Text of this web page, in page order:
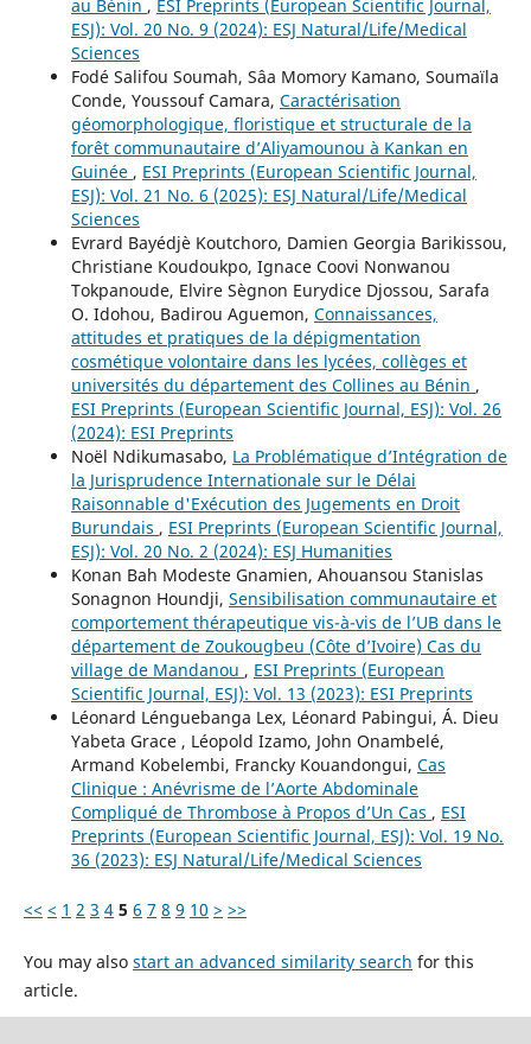
au Bénin , ESI Preprints (European Scientific Journal,
ESJ): Vol. 20 No. 9 (2024): ESJ Natural/Life/Medical
Sciences
Fodé Salifou Soumah, Sâa Momory Kamano, Soumaïla
Conde, Youssouf Camara, Caractérisation
géomorphologique, floristique et structurale de la
forêt communautaire d’Aliyamounou à Kankan en
Guinée , ESI Preprints (European Scientific Journal,
ESJ): Vol. 21 No. 6 (2025): ESJ Natural/Life/Medical
Sciences
Evrard Bayédjè Koutchoro, Damien Georgia Barikissou,
Christiane Koudoukpo, Ignace Coovi Nonwanou
Tokpanoude, Elvire Sègnon Eurydice Djossou, Sarafa
O. Idohou, Badirou Aguemon, Connaissances,
attitudes et pratiques de la dépigmentation
cosmétique volontaire dans les lycées, collèges et
universités du département des Collines au Bénin ,
ESI Preprints (European Scientific Journal, ESJ): Vol. 26
(2024): ESI Preprints
Noël Ndikumasabo, La Problématique d’Intégration de
la Jurisprudence Internationale sur le Délai
Raisonnable d'Exécution des Jugements en Droit
Burundais , ESI Preprints (European Scientific Journal,
ESJ): Vol. 20 No. 2 (2024): ESJ Humanities
Konan Bah Modeste Gnamien, Ahouansou Stanislas
Sonagnon Houndji, Sensibilisation communautaire et
comportement thérapeutique vis-à-vis de l’UB dans le
département de Zoukougbeu (Côte d’Ivoire) Cas du
village de Mandanou , ESI Preprints (European
Scientific Journal, ESJ): Vol. 13 (2023): ESI Preprints
Léonard Lénguebanga Lex, Léonard Pabingui, Á. Dieu
Yabeta Grace , Léopold Izamo, John Onambelé,
Armand Kobelembi, Francky Kouandongui, Cas
Clinique : Anévrisme de l’Aorte Abdominale
Compliqué de Thrombose à Propos d’Un Cas , ESI
Preprints (European Scientific Journal, ESJ): Vol. 19 No.
36 (2023): ESJ Natural/Life/Medical Sciences
<< < 1 2 3 4 5 6 7 8 9 10 > >>
You may also start an advanced similarity search for this
article.